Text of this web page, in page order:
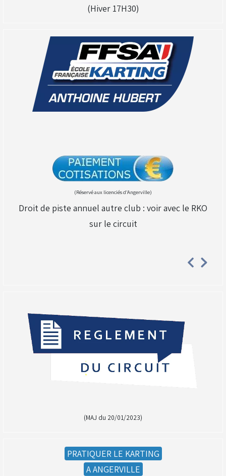
(Hiver 17H30)
Droit de piste annuel autre club : voir avec le RKO
sur le circuit
(MAJ du 20/01/2023)